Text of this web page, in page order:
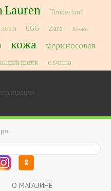
Lauren Timberland
UGG Zara
Кожа
кожа
мериносовая
шелк овчина
О МАГАЗИНЕ